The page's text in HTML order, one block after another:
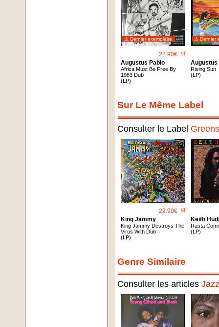
⚠ Dernier exemplaire
22.90€ 🛒
Augustus Pablo
Africa Must Be Free By
1983 Dub
(LP)
⚠ Dernier
Augustus
Rising Sun
(LP)
Sur Le Même Label
Consulter le Label
22.90€ 🛒
King Jammy
King Jammy Destroys The
Virus With Dub
(LP)
Keith
Rasta
(LP)
Genre Similaire
Consulter les articles